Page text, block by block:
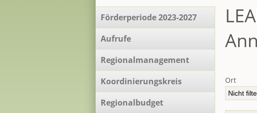
Ort
Navigation
überspringen
Förderperiode 2023-2027
Aufrufe
Regionalmanagement
Koordinierungskreis
Regionalbudget